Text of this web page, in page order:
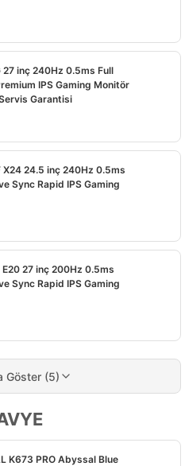
₺.
27 inç 240Hz 0.5ms Full
IPS Gaming Monitör
Garantisi
₺.
X24 24.5 inç 240Hz 0.5ms
Sync Rapid IPS Gaming
₺.
E20 27 inç 200Hz 0.5ms
Sync Rapid IPS Gaming
₺.
Göster (5)
K673 PRO Abyssal Blue